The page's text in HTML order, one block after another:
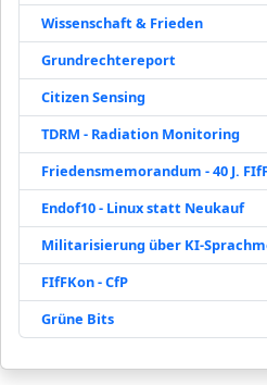
Wissenschaft & Frieden
Grundrechtereport
Citizen Sensing
TDRM - Radiation Monitoring
Friedensmemorandum - 40 J.
Endof10 - Linux statt Neukauf
Militarisierung über KI-
FIfFKon - CfP
Grüne Bits